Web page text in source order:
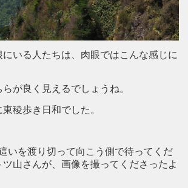
いる人たちは、肉眼ではこんな感じに
が良く見えるでしょうね。
稜歩き日和でした。
いを渡り切って向こう側で待ってくだ
山さんが、画像を撮ってくださったよ